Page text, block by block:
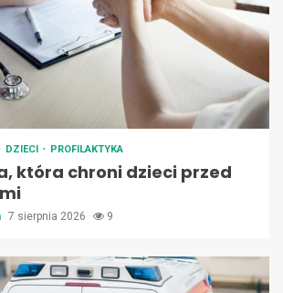
DZIECI PROFILAKTYKA
która chroni dzieci przed
7 sierpnia 2026 9